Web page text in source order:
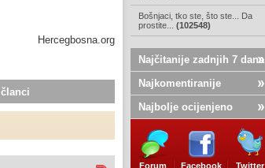
Bošnjaci, tko ste, što ste... Da
prostite... (102548)
Najčitanije zadnjih 7 dana
Najkomentiranije
Najbolje ocijenjeno
Forum Facebook Twitter
Hercegbosna.org